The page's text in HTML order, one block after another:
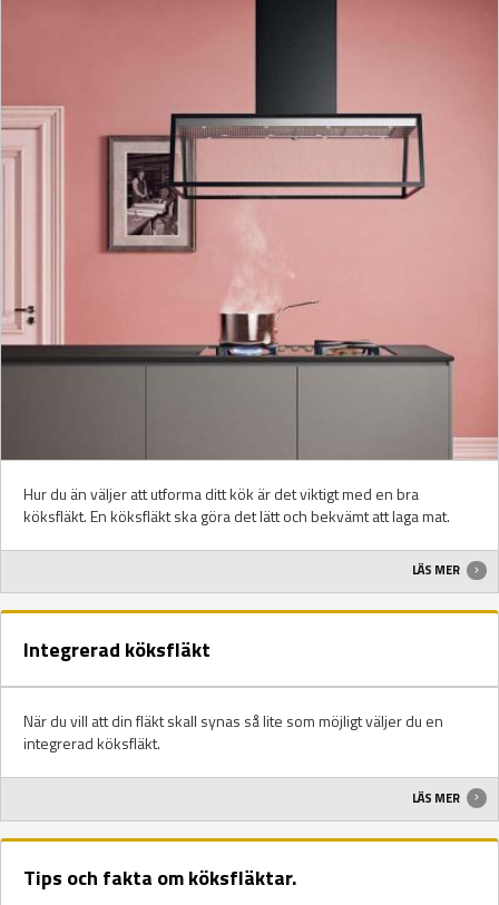
Hur du än väljer att utforma ditt kök är det viktigt med en bra
köksfläkt. En köksfläkt ska göra det lätt och bekvämt att laga mat.
LÄS MER
Integrerad köksfläkt
När du vill att din fläkt skall synas så lite som möjligt väljer du en
integrerad köksfläkt.
LÄS MER
Tips och fakta om köksfläktar.